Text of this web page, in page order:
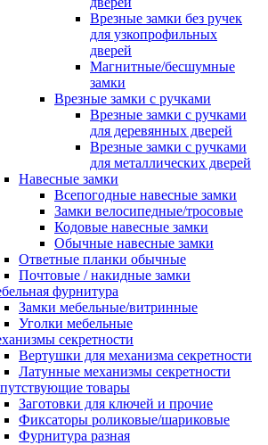
Врезные замки без ручек
для узкопрофильных
дверей
Магнитные/бесшумные
замки
Врезные замки с ручками
Врезные замки с ручками
для деревянных дверей
Врезные замки с ручками
для металлических дверей
Навесные замки
Всепогодные навесные замки
Замки велосипедные/тросовые
Кодовые навесные замки
Обычные навесные замки
Ответные планки обычные
Почтовые / накидные замки
фурнитура
Замки мебельные/витринные
Уголки мебельные
секретности
Вертушки для механизма секретности
Латунные механизмы секретности
товары
Заготовки для ключей и прочие
Фиксаторы роликовые/шариковые
Фурнитура разная